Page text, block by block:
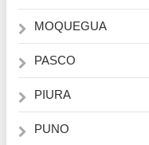
MOQUEGUA
PASCO
PIURA
PUNO